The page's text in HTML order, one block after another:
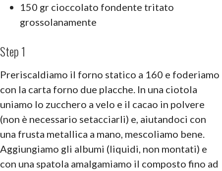
150 gr cioccolato fondente tritato
grossolanamente
Step 1
Preriscaldiamo il forno statico a 160 e foderiamo
con la carta forno due placche. In una ciotola
uniamo lo zucchero a velo e il cacao in polvere
(non è necessario setacciarli) e, aiutandoci con
una frusta metallica a mano, mescoliamo bene.
Aggiungiamo gli albumi (liquidi, non montati) e
con una spatola amalgamiamo il composto fino ad